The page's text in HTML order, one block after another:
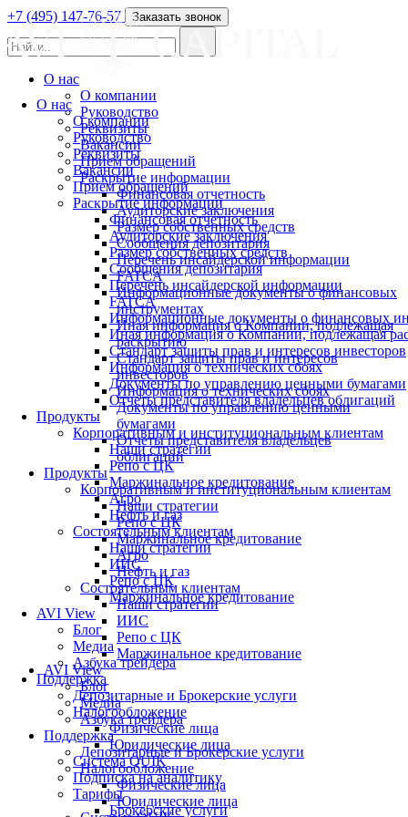
О нас
О компании
Руководство
Реквизиты
Вакансии
Прием обращений
Раскрытие информации
Финансовая отчетность
Аудиторские заключения
Размер собственных средств
Сообщения депозитария
Перечень инсайдерской информации
FATCA
Информационные документы о финансовых
Иная информация о Компании, подлежащая
Стандарт защиты прав и интересов инвесторов
Информация о технических сбоях
Документы по управлению ценными бумагами
Отчеты представителя владельцев облигаций
Продукты
Корпоративным и институциональным клиентам
Наши стратегии
Репо с ЦК
Маржинальное кредитование
Агро
Нефть и газ
Состоятельным клиентам
Наши стратегии
ИИС
Репо с ЦК
Маржинальное кредитование
AVI View
Блог
Медиа
Азбука трейдера
Поддержка
Депозитарные и Брокерские услуги
Налогообложение
Физические лица
Юридические лица
Система QUIK
Подписка на аналитику
Тарифы
Брокерские услуги
+7 (495) 147-76-57 Заказать звонок
О нас
О компании
Руководство
Реквизиты
Вакансии
Прием обращений
Раскрытие информации
Финансовая отчетность
Аудиторские заключения
Размер собственных средств
Сообщения депозитария
Перечень инсайдерской информации
FATCA
Информационные документы о финансовых
инструментах
Иная информация о Компании, подлежащая
раскрытию
Стандарт защиты прав и интересов
инвесторов
Информация о технических сбоях
Документы по управлению ценными
бумагами
Отчеты представителя владельцев
облигаций
Продукты
Корпоративным и институциональным клиентам
Наши стратегии
Репо с ЦК
Маржинальное кредитование
Агро
Нефть и газ
Состоятельным клиентам
Наши стратегии
ИИС
Репо с ЦК
Маржинальное кредитование
AVI View
Блог
Медиа
Азбука трейдера
Поддержка
Депозитарные и Брокерские услуги
Налогообложение
Физические лица
Юридические лица